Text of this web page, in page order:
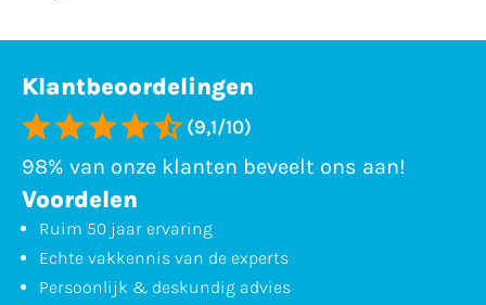
Klantbeoordelingen
(9,1/10)
98% van onze klanten beveelt ons aan!
Voordelen
Ruim 50 jaar ervaring
Echte vakkennis van de experts
Persoonlijk & deskundig advies